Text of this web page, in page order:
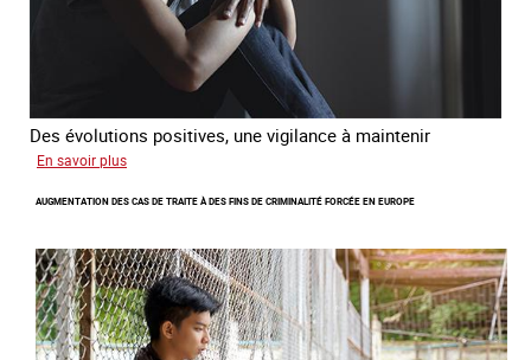
Des évolutions positives, une vigilance à maintenir
En savoir plus
nouveaux
du
combat
contre
l’esclavage
domestique
AUGMENTATION DES CAS DE TRAITE À DES FINS DE CRIMINALITÉ FORCÉE EN EUROPE